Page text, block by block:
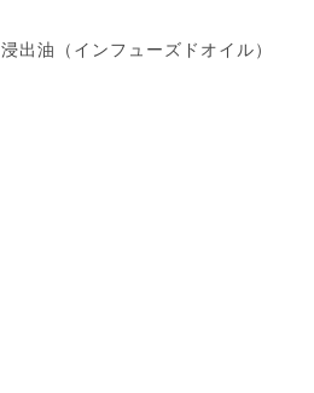
浸出油（インフューズドオイル）